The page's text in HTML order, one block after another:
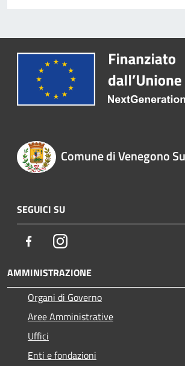
Comune di Venegono
SEGUICI SU
FacebookInstagram
AMMINISTRAZIONE
Organi di Governo
Aree Amministrative
Uffici
Enti e fondazioni